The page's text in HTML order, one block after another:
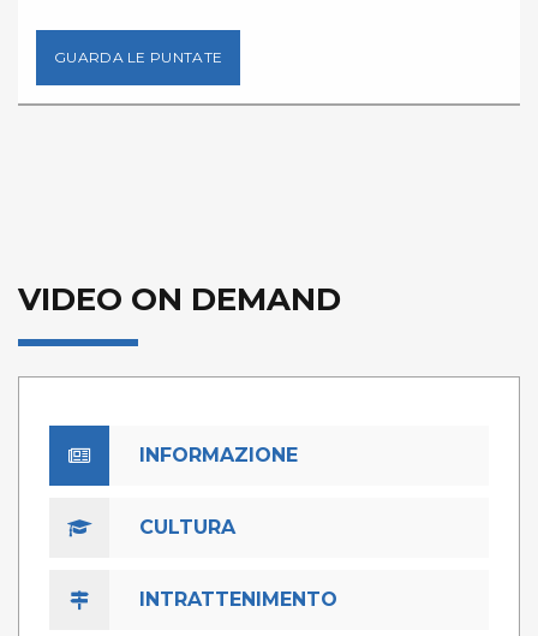
GUARDA LE PUNTATE
VIDEO ON DEMAND
INFORMAZIONE
CULTURA
INTRATTENIMENTO